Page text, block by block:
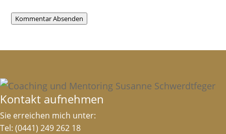
Kommentar Absenden
Kontakt aufnehmen
Sie erreichen mich unter:
Tel: (0441) 249 262 18